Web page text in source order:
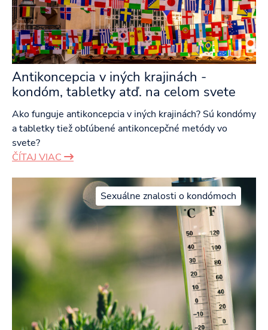
Antikoncepcia v iných krajinách -
kondóm, tabletky atď. na celom svete
Ako funguje antikoncepcia v iných krajinách? Sú kondómy
a tabletky tiež obľúbené antikoncepčné metódy vo
svete?
ČÍTAJ VIAC
Sexuálne znalosti o kondómoch